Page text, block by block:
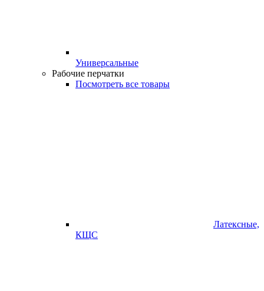
Универсальные
Рабочие перчатки
Посмотреть все товары
Латексные,
КЩС